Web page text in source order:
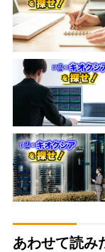
あわせて読み